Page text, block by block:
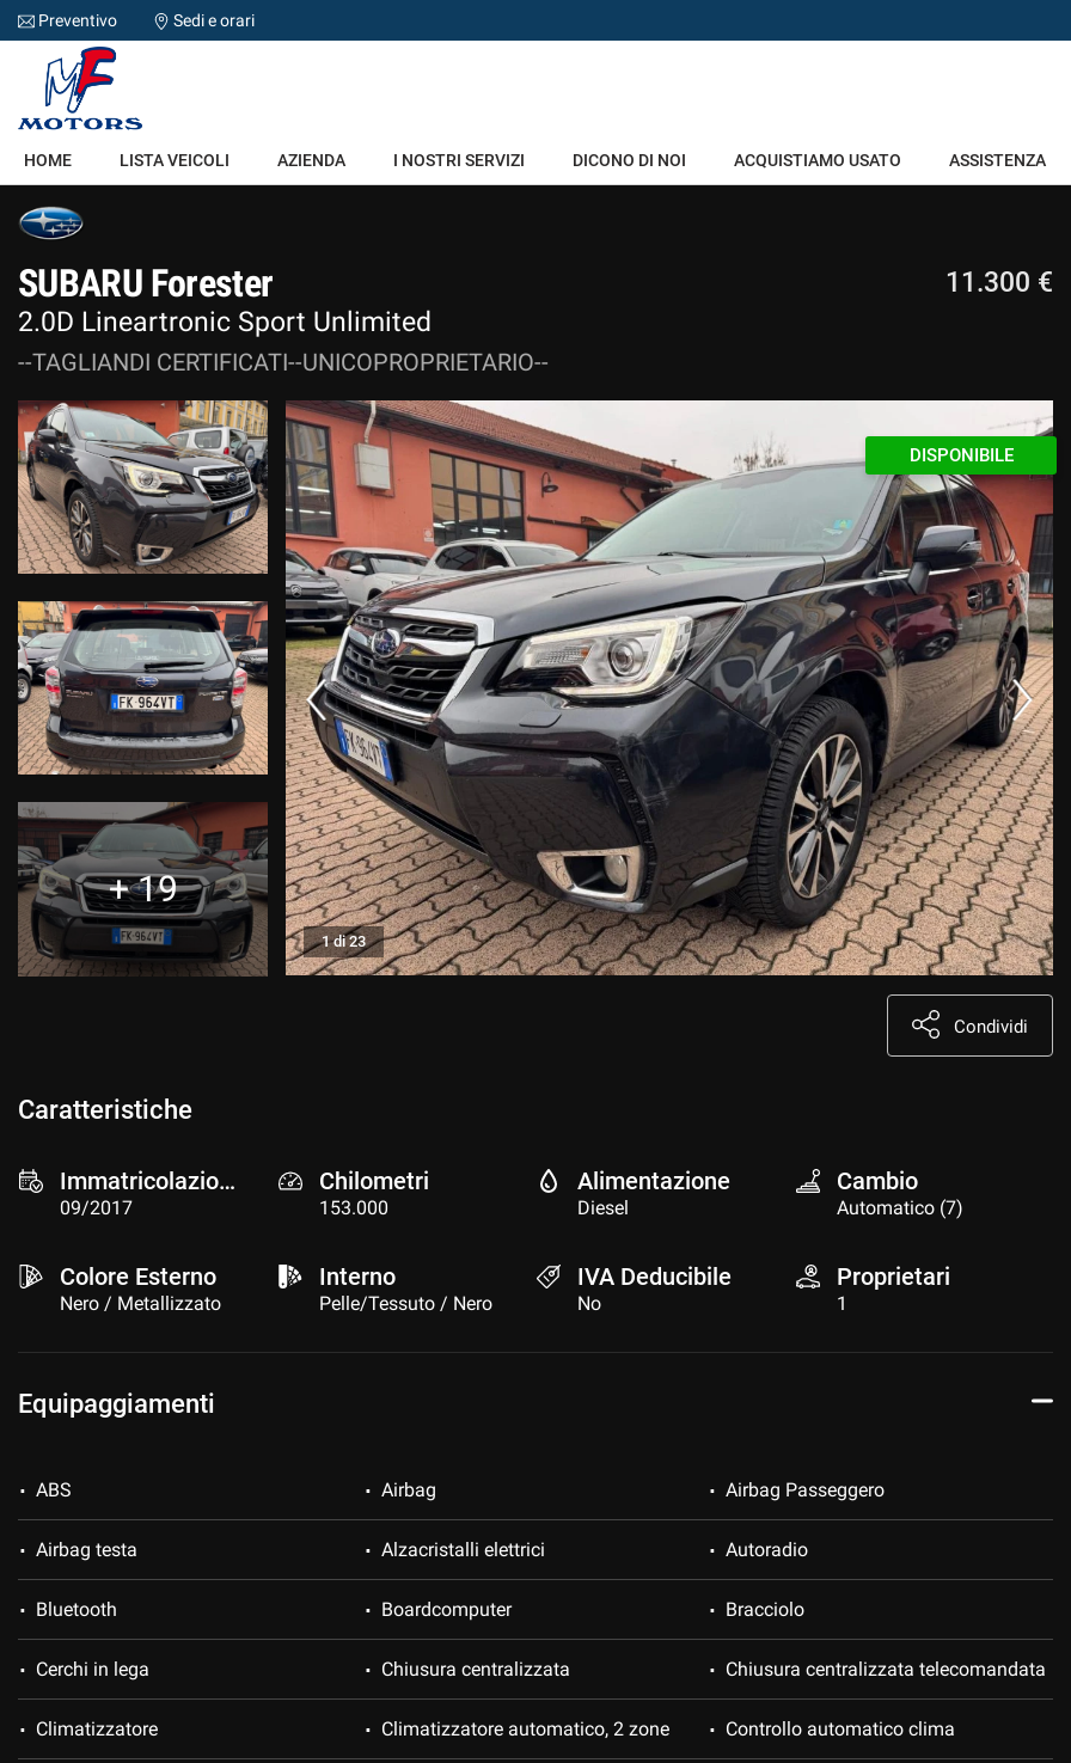
HOME
LISTA VEICOLI
I NOSTRI SERVIZI
ACQUISTIAMO USATO
ASSISTENZA
CONTATTI
CONTATTI
NEWS
AREA COMMERCIANTI
Preventivo Sedi e orari
HOME LISTA VEICOLI AZIENDA I NOSTRI SERVIZI DICONO DI NOI ACQUISTIAMO USATO ASSISTENZA
SUBARU Forester
2.0D Lineartronic Sport Unlimited
11.300 €
--TAGLIANDI CERTIFICATI--UNICOPROPRIETARIO--
+ 19
DISPONIBILE
1 di 23
Condividi
Caratteristiche
Immatricolazione
09/2017
Chilometri
153.000
Alimentazione
Diesel
Cambio
Automatico (7)
Colore Esterno
Nero / Metallizzato
Interno
Pelle/Tessuto / Nero
IVA Deducibile
No
Proprietari
1
Equipaggiamenti
ABS Airbag Airbag Passeggero
Airbag testa Alzacristalli elettrici Autoradio
Bluetooth Boardcomputer Bracciolo
Cerchi in lega Chiusura centralizzata Chiusura centralizzata telecomandata
Climatizzatore Climatizzatore automatico, 2 zone Controllo automatico clima